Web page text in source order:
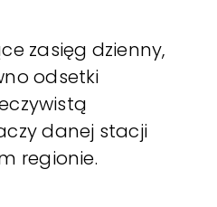
zasięg dzienny,
odsetki
danej stacji
regionie.